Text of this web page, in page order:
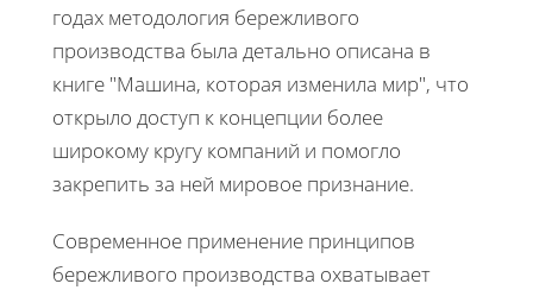
годах методология бережливого
производства была детально описана в
книге "Машина, которая изменила мир", что
открыло доступ к концепции более
широкому кругу компаний и помогло
закрепить за ней мировое признание.
Современное применение принципов
бережливого производства охватывает